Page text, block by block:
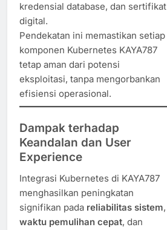
kredensial database, dan sertifikat
digital.
Pendekatan ini memastikan setiap
komponen Kubernetes KAYA787
tetap aman dari potensi
eksploitasi, tanpa mengorbankan
efisiensi operasional.
Dampak terhadap
Keandalan dan User
Experience
Integrasi Kubernetes di KAYA787
menghasilkan peningkatan
signifikan pada reliabilitas sistem,
waktu pemulihan cepat, dan